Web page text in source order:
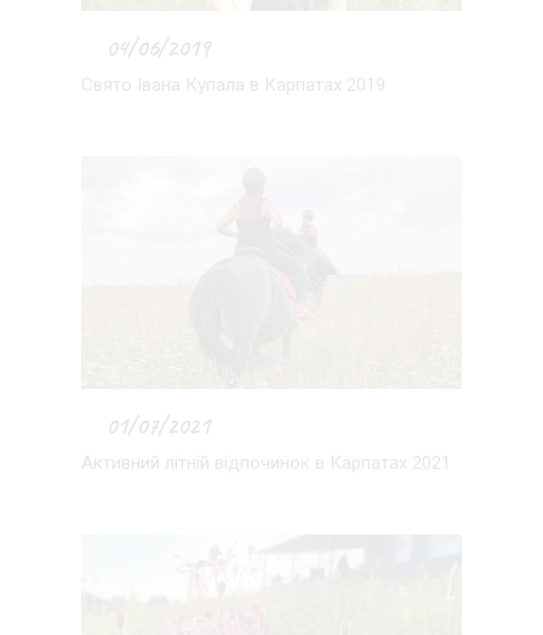
04/06/2019
Свято Івана Купала в Карпатах 2019
01/07/2021
Активний літній відпочинок в Карпатах 2021